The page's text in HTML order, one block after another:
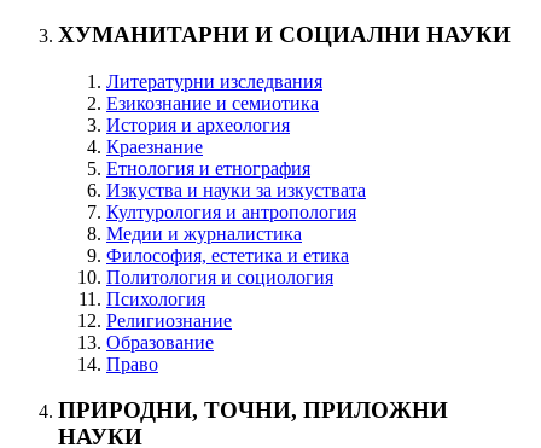
ХУМАНИТАРНИ И СОЦИАЛНИ НАУКИ
Литературни изследвания
Езикознание и семиотика
История и археология
Краезнание
Етнология и етнография
Изкуства и науки за изкуствата
Културология и антропология
Медии и журналистика
Философия, естетика и етика
Политология и социология
Психология
Религиознание
Образование
Право
ПРИРОДНИ, ТОЧНИ, ПРИЛОЖНИ
НАУКИ